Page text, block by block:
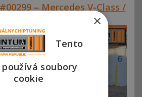
– Mercedes V-Class /
×
Tento
soubory
cookie